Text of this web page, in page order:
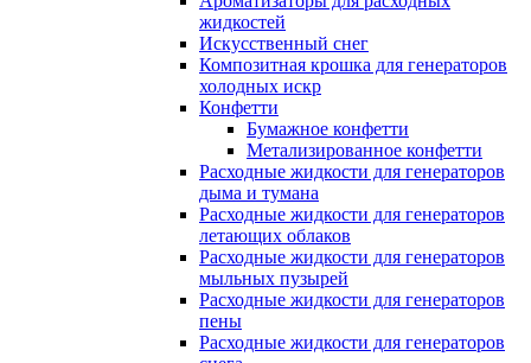
жидкостей
Искусственный снег
Композитная крошка для генераторов
холодных искр
Конфетти
Бумажное конфетти
Метализированное конфетти
Расходные жидкости для генераторов
дыма и тумана
Расходные жидкости для генераторов
летающих облаков
Расходные жидкости для генераторов
мыльных пузырей
Расходные жидкости для генераторов
пены
Расходные жидкости для генераторов